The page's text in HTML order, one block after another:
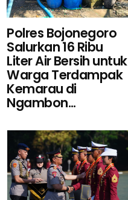
Polres Bojonegoro
Salurkan 16 Ribu
Liter Air Bersih untuk
Warga Terdampak
Kemarau di
Ngambon...